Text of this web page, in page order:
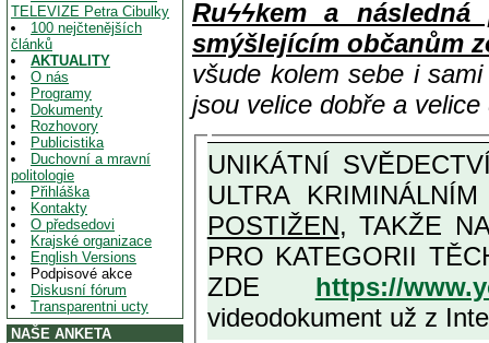
TELEVIZE Petra Cibulky
100 nejčtenějších
článků
AKTUALITY
O nás
Programy
Dokumenty
Rozhovory
Publicistika
Duchovní a mravní
politologie
Přihláška
Kontakty
O předsedovi
Krajské organizace
English Versions
Podpisové akce
Diskusní fórum
Transparentni ucty
NAŠE ANKETA
Ruϟϟkem a
smýšlejícím občanům
všude kolem sebe i
jsou velice dobře a
UNIKÁTNÍ SVĚDECTVÍ ZE SOUČASNOSTI: PŘEDSEDA VLASTIZRÁDNÉ VLÁDY KGB MIMOŘÁDNĚ DETAILNĚ O
ULTRA
POSTIŽEN, TAKŽE NA MAXIMÁLNÍ
PRO KATEGORII TĚCH VŮBEC NEJVYŠŠÍCH PROTINÁRODNÍCH A
ZDE https://
videodokument už z